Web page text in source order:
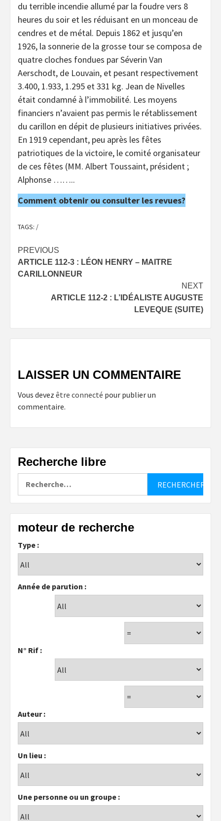
du terrible incendie allumé par la foudre vers 8
heures du soir et les réduisant en un monceau de
cendres et de métal. Depuis 1862 et jusqu’en
1926, la sonnerie de la grosse tour se composa de
quatre cloches fondues par Séverin Van
Aerschodt, de Louvain, et pesant respectivement
3.400, 1.933, 1.295 et 331 kg. Jean de Nivelles
était condamné à l’immobilité. Les moyens
financiers n’avaient pas permis le rétablissement
du carillon en dépit de plusieurs initiatives privées.
En 1919 cependant, peu après les fêtes
patriotiques de la victoire, le comité organisateur
de ces fêtes (MM. Albert Toussaint, président ;
Alphonse ……..
Comment obtenir ou consulter les revues?
TAGS: /
Post
navigation
PREVIOUS
ARTICLE 112-3 : LÉON HENRY – MAITRE
CARILLONNEUR
NEXT
ARTICLE 112-2 : L’IDÉALISTE AUGUSTE
LEVEQUE (SUITE)
LAISSER UN COMMENTAIRE
Vous devez être connecté pour publier un
commentaire.
Recherche libre
moteur de recherche
Type :
Année de parution :
N° Rif :
Auteur :
Un lieu :
Une personne ou un groupe :